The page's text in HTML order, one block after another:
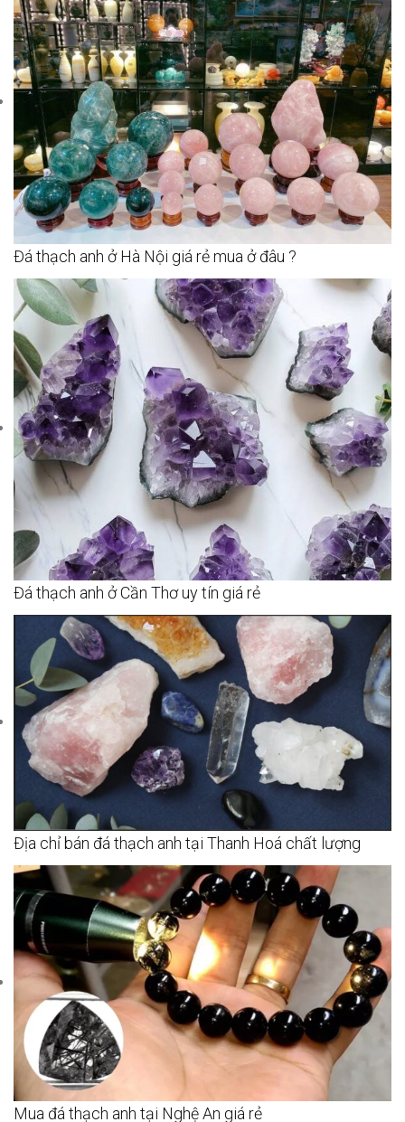
Đá thạch anh ở Hà Nội giá rẻ mua ở đâu ?
Đá thạch anh ở Cần Thơ uy tín giá rẻ
Địa chỉ bán đá thạch anh tại Thanh Hoá chất lượng
Mua đá thạch anh tại Nghệ An giá rẻ